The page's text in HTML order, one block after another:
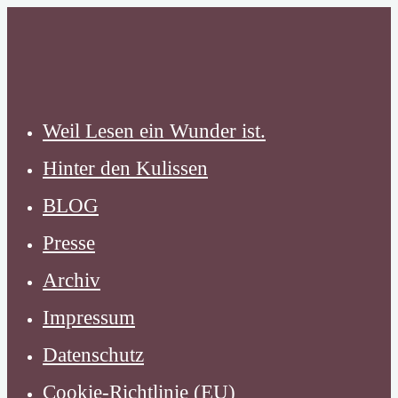
Weil Lesen ein Wunder ist.
Hinter den Kulissen
BLOG
Presse
Archiv
Impressum
Datenschutz
Cookie-Richtlinie (EU)